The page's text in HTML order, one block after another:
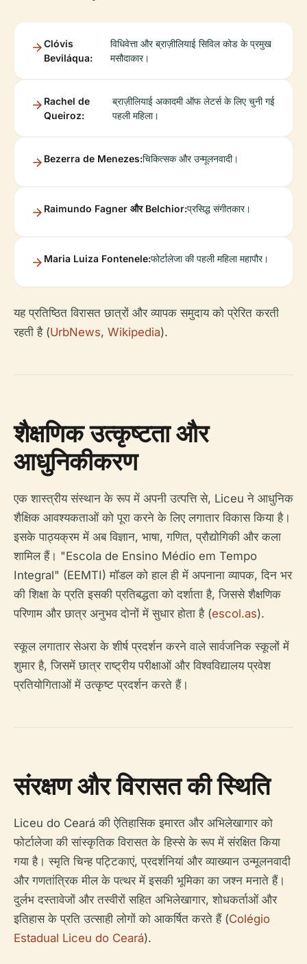
Clóvis
Beviláqua:
विधिवेत्ता और ब्राज़ीलियाई सिविल कोड के प्रमुख
मसौदाकार।
Rachel de
Queiroz:
ब्राज़ीलियाई अकादमी ऑफ लेटर्स के लिए चुनी गई
पहली महिला।
Bezerra de Menezes:चिकित्सक और उन्मूलनवादी।
Raimundo Fagner और Belchior:प्रसिद्ध संगीतकार।
Maria Luiza Fontenele:फोर्टालेजा की पहली महिला महापौर।
यह प्रतिष्ठित विरासत छात्रों और व्यापक समुदाय को प्रेरित करती
रहती है (UrbNews, Wikipedia).
शैक्षणिक उत्कृष्टता और
आधुनिकीकरण
एक शास्त्रीय संस्थान के रूप में अपनी उत्पत्ति से, Liceu ने आधुनिक
शैक्षिक आवश्यकताओं को पूरा करने के लिए लगातार विकास किया है।
इसके पाठ्यक्रम में अब विज्ञान, भाषा, गणित, प्रौद्योगिकी और कला
शामिल हैं। "Escola de Ensino Médio em Tempo
Integral" (EEMTI) मॉडल को हाल ही में अपनाना व्यापक, दिन भर
की शिक्षा के प्रति इसकी प्रतिबद्धता को दर्शाता है, जिससे शैक्षणिक
परिणाम और छात्र अनुभव दोनों में सुधार होता है (escol.as).
स्कूल लगातार सेअरा के शीर्ष प्रदर्शन करने वाले सार्वजनिक स्कूलों में
शुमार है, जिसमें छात्र राष्ट्रीय परीक्षाओं और विश्वविद्यालय प्रवेश
प्रतियोगिताओं में उत्कृष्ट प्रदर्शन करते हैं।
संरक्षण और विरासत की स्थिति
Liceu do Ceará की ऐतिहासिक इमारत और अभिलेखागार को
फोर्टालेजा की सांस्कृतिक विरासत के हिस्से के रूप में संरक्षित किया
गया है। स्मृति चिन्ह पट्टिकाएं, प्रदर्शनियां और व्याख्यान उन्मूलनवादी
और गणतांत्रिक मील के पत्थर में इसकी भूमिका का जश्न मनाते हैं।
दुर्लभ दस्तावेजों और तस्वीरों सहित अभिलेखागार, शोधकर्ताओं और
इतिहास के प्रति उत्साही लोगों को आकर्षित करते हैं (Colégio
Estadual Liceu do Ceará).